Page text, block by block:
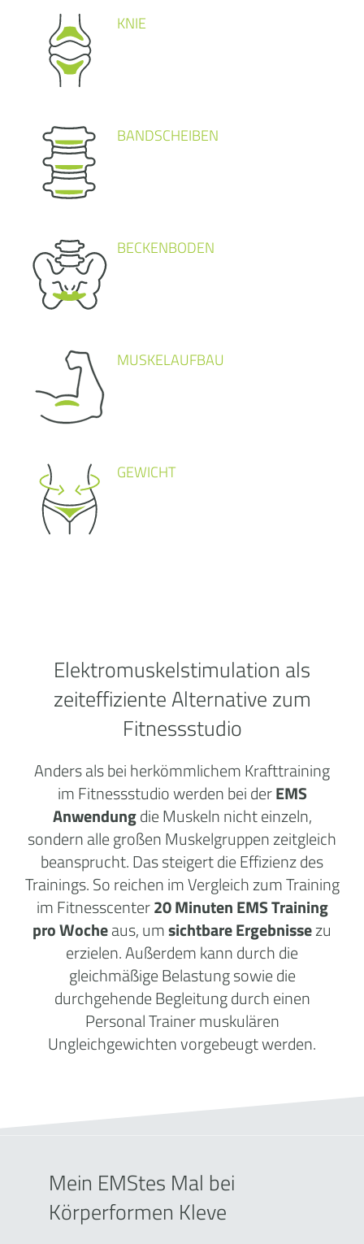
KNIE
BANDSCHEIBEN
BECKENBODEN
MUSKELAUFBAU
GEWICHT
Elektromuskelstimulation als
zeiteffiziente Alternative zum
Fitnessstudio
Anders als bei herkömmlichem Krafttraining
im Fitnessstudio werden bei derEMS
Anwendungdie Muskeln nicht einzeln,
sondern alle großen Muskelgruppen zeitgleich
beansprucht. Das steigert die Effizienz des
Trainings. So reichen im Vergleich zum Training
im Fitnesscenter20 Minuten EMS Training
pro Wocheaus, umsichtbare Ergebnissezu
erzielen. Außerdem kann durch die
gleichmäßige Belastung sowie die
durchgehende Begleitung durch einen
Personal Trainer muskulären
Ungleichgewichten vorgebeugt werden.
Mein EMStes Mal bei
Körperformen Kleve